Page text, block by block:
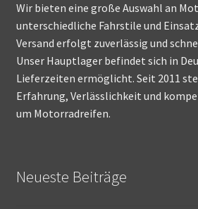
Wir bieten eine große Auswahl an
unterschiedliche Fahrstile und
Versand erfolgt zuverlässig und
Unser Hauptlager befindet sich in
Lieferzeiten ermöglicht. Seit 2011
Erfahrung, Verlässlichkeit und
um Motorradreifen.
Neueste Beiträge